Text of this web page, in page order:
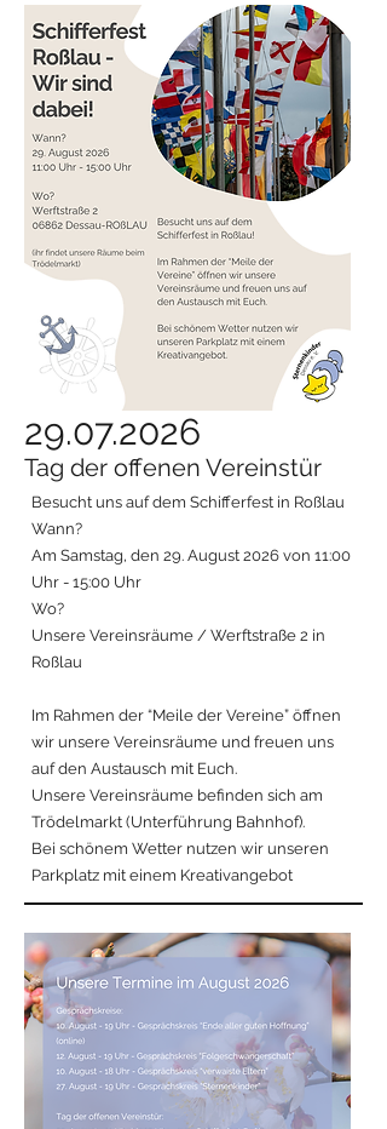
29.07.2026
Tag der offenen Vereinstür
Besucht uns auf dem Schifferfest in Roßlau
Wann?
Am Samstag, den 29. August 2026 von 11:00
Uhr - 15:00 Uhr
Wo?
Unsere Vereinsräume / Werftstraße 2 in
Roßlau
Im Rahmen der “Meile der Vereine” öffnen
wir unsere Vereinsräume und freuen uns
auf den Austausch mit Euch.
Unsere Vereinsräume befinden sich am
Trödelmarkt (Unterführung Bahnhof).
Bei schönem Wetter nutzen wir unseren
Parkplatz mit einem Kreativangebot